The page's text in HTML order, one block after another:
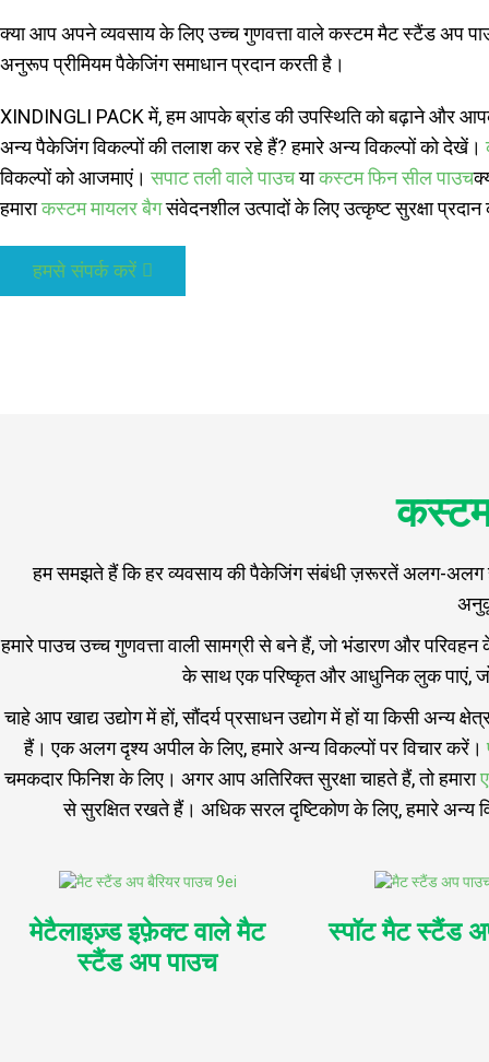
क्या आप अपने व्यवसाय के लिए उच्च गुणवत्ता वाले कस्टम मैट स्टैंड अप
अनुरूप प्रीमियम पैकेजिंग समाधान प्रदान करती है।
XINDINGLI PACK में, हम आपके ब्रांड की उपस्थिति को बढ़ाने और
अन्य पैकेजिंग विकल्पों की तलाश कर रहे हैं? हमारे अन्य विकल्पों को देखें।
विकल्पों को आजमाएं।सपाट तली वाले पाउचयाकस्टम फिन सील पाउच
हमाराकस्टम मायलर बैगसंवेदनशील उत्पादों के लिए उत्कृष्ट सुरक्षा
हमसे संपर्क करें
हम समझते हैं कि हर व्यवसाय की पैकेजिंग संबंधी ज़रूरतें अलग-अलग
हमारे पाउच उच्च गुणवत्ता वाली सामग्री से बने हैं, जो भंडारण और
के साथ एक परिष्कृत और आधुनिक लुक पाएं,
चाहे आप खाद्य उद्योग में हों, सौंदर्य प्रसाधन उद्योग में हों या किसी अन्य
हैं। एक अलग दृश्य अपील के लिए, हमारे अन्य विकल्पों पर विचार करें।
चमकदार फिनिश के लिए। अगर आप अतिरिक्त सुरक्षा चाहते हैं, तो हमारा
से सुरक्षित रखते हैं। अधिक सरल दृष्टिकोण के लिए, हमारे अन्य
मेटैलाइज़्ड इफ़ेक्ट वाले मैट
स्टैंड अप पाउच
स्पॉट मैट स्टैंड